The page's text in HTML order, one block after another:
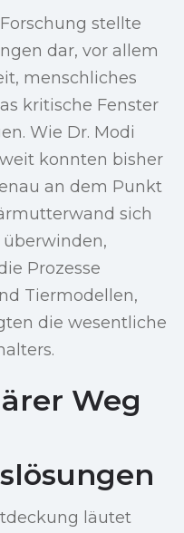
stellte
dar, vor allem
menschliches
kritische Fenster
Wie Dr. Modi
konnten bisher
an dem Punkt
sich
überwinden,
Prozesse
Tiermodellen,
die wesentliche
Weg
läutet